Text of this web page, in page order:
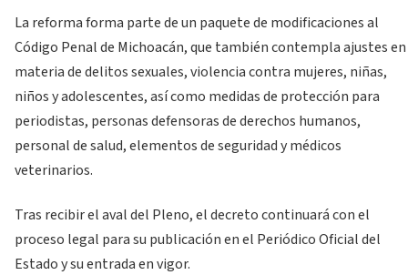
La reforma forma parte de un paquete de modificaciones al
Código Penal de Michoacán, que también contempla ajustes en
materia de delitos sexuales, violencia contra mujeres, niñas,
niños y adolescentes, así como medidas de protección para
periodistas, personas defensoras de derechos humanos,
personal de salud, elementos de seguridad y médicos
veterinarios.
Tras recibir el aval del Pleno, el decreto continuará con el
proceso legal para su publicación en el Periódico Oficial del
Estado y su entrada en vigor.